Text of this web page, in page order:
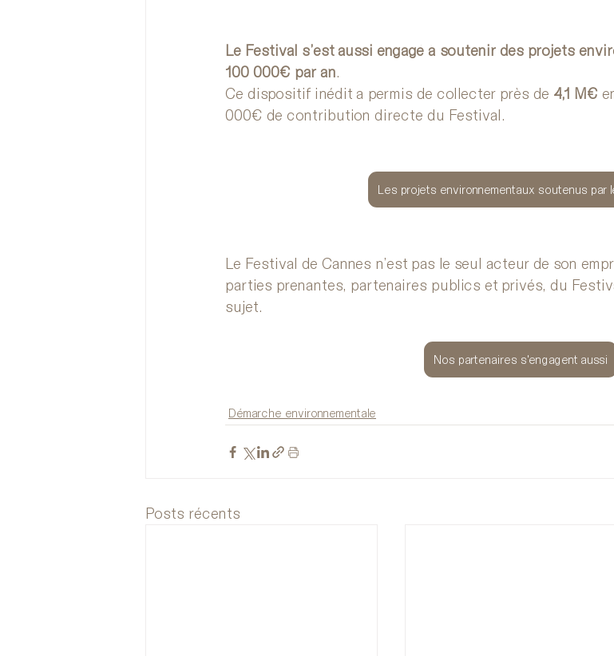
Le Festival s’est aussi engagé à soutenir des projets
100 000€ par an.
Ce dispositif inédit a permis de collecter près de 4,1 M€
000€ de contribution directe du Festival.
Les projets environnementaux soutenus par
Le Festival de Cannes n’est pas le seul acteur de son
parties prenantes, partenaires publics et privés, du
sujet.
Nos partenaires s'engagent aussi
Démarche environnementale
Posts récents